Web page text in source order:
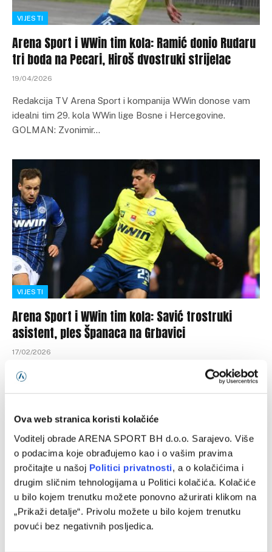
Ova web stranica koristi kolačiće
Voditelj obrade ARENA SPORT BH d.o.o. Sarajevo. Više
o podacima koje obrađujemo kao i o vašim pravima
pročitajte u našoj Politici privatnosti, a o kolačićima i
drugim sličnim tehnologijama u Politici kolačića. Kolačiće
u bilo kojem trenutku možete ponovno ažurirati klikom na
„Prikaži detalje“. Privolu možete u bilo kojem trenutku
povući bez negativnih posljedica.
VIJESTI
Arena Sport i WWin tim kola: Ramić donio Rudaru
tri boda na Pecari, Hiroš dvostruki strijelac
19/04/2026
Redakcija TV Arena Sport i kompanija WWin donose vam
idealni tim 29. kola WWin lige Bosne i Hercegovine.
GOLMAN: Zvonimir…
VIJESTI
Arena Sport i WWin tim kola: Savić trostruki
asistent, ples Španaca na Grbavici
17/02/2026
Redakcija TV Arena Sport i kompanija WWin donose vam